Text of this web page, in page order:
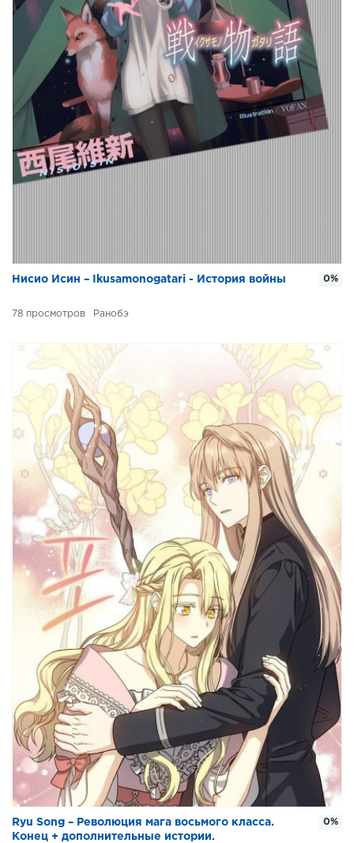
Нисио Исин – Ikusamonogatari - История войны
78 Ранобэ
0%
Ryu Song – Революция мага восьмого класса.
Конец + дополнительные истории.
0%